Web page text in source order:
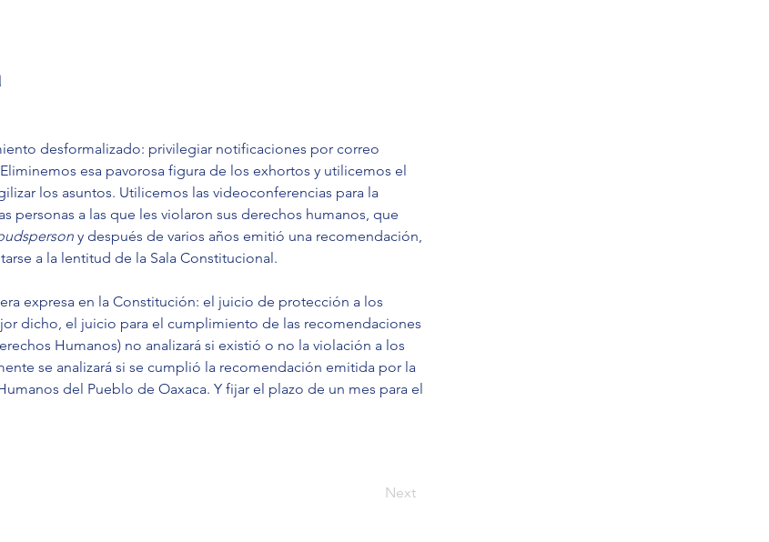
desformalizado: privilegiar notificaciones por correo
esa pavorosa figura de los exhortos y utilicemos el
los asuntos. Utilicemos las videoconferencias para la
personas a las que les violaron sus derechos humanos, que
y después de varios años emitió una recomendación,
a la lentitud de la Sala Constitucional.
expresa en la Constitución: el juicio de protección a los
dicho, el juicio para el cumplimiento de las recomendaciones
Humanos) no analizará si existió o no la violación a los
se analizará si se cumplió la recomendación emitida por la
del Pueblo de Oaxaca. Y fijar el plazo de un mes para el
Next